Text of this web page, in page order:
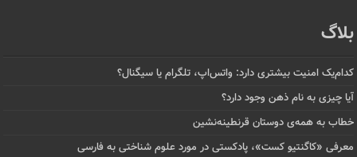
بلاگ
کدام‌یک امنیت بیشتری دارد: واتس‌اپ، تلگرام یا سیگنال؟
آیا چیزی به نام ذهن وجود دارد؟
خطاب به همه‌ی دوستان قرنطینه‌نشین
معرفی «کاگنتیو کست»، پادکستی در مورد علوم شناختی به فارسی